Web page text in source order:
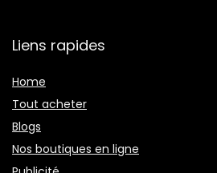
Liens rapides
Home
Tout acheter
Blogs
Nos boutiques en ligne